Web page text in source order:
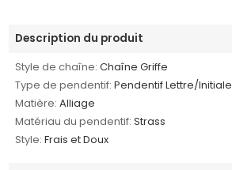
Description du produit
Style de chaîne: Chaîne Griffe
Type de pendentif: Pendentif Lettre/Initiale
Matière: Alliage
Matériau du pendentif: Strass
Style: Frais et Doux